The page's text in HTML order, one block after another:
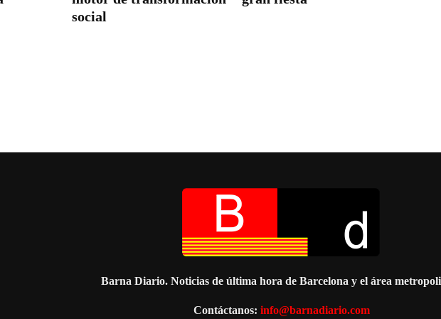
social
Barna Diario. Noticias de última hora de Barcelona y el área
Contáctanos: info@barnadiario.com